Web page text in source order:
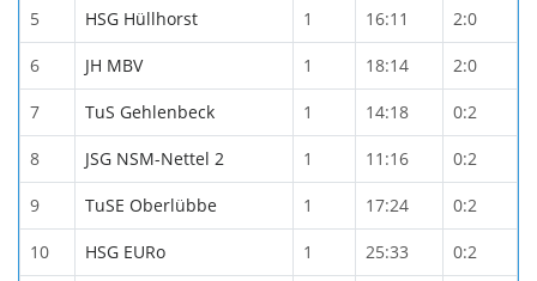
5 HSG Hüllhorst 1 16:11 2:0
6 JH MBV 1 18:14 2:0
7 TuS Gehlenbeck 1 14:18 0:2
8 JSG NSM-Nettel 2 1 11:16 0:2
9 TuSE Oberlübbe 1 17:24 0:2
10 HSG EURo 1 25:33 0:2